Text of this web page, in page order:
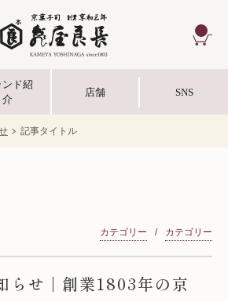
ンド紹
介
店舗 SNS
記事タイトル
カテゴリー カテゴリー
らせ | 創業1803年の京